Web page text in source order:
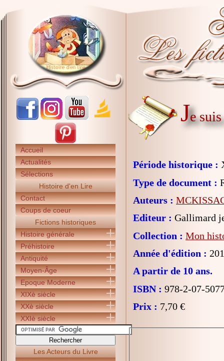
Accueil
Actualités
Sélections
Histoire d'en Lire
Contact
Coups de coeur
Fictions historiques
Histoire générale
Préhistoire
Antiquité
Moyen-Âge
Epoque Moderne
XIXè siècle
XXè siècle
XXIè siècle
Les Acteurs du Livre
Je
Période historique :
Type de document :
Auteurs :
Editeur : Gallimard
Collection : Mon
Année d'édition :
A partir de 10 ans.
ISBN : 978-2-07-
Prix : 7,70 €